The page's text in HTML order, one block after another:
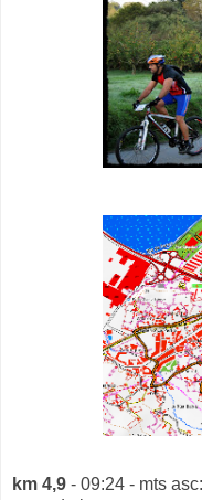
km 4,9 - 09:24 - mts